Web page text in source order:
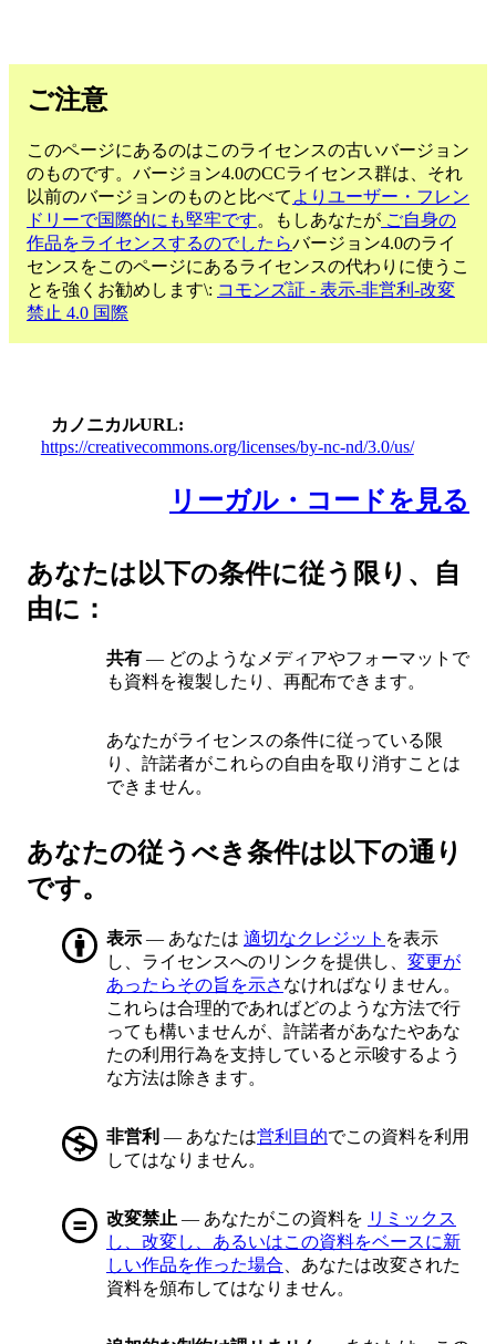
ご注意
このページにあるのはこのライセンスの古いバージョン
のものです。バージョン4.0のCCライセンス群は、それ
以前のバージョンのものと比べて よりユーザー・フレン
ドリーで国際的にも堅牢です。もしあなたが ご自身の
作品をライセンスするのでしたらバージョン4.0のライ
センスをこのページにあるライセンスの代わりに使うこ
とを強くお勧めします\: コモンズ証 - 表示-非営利-改変
禁止 4.0 国際
カノニカルURL
https://creativecommons.org/licenses/by-nc-nd/3.0/us/
リーガル・コードを見る
あなたは以下の条件に従う限り、自
由に：
共有 — どのようなメディアやフォーマットで
も資料を複製したり、再配布できます。
あなたがライセンスの条件に従っている限
り、許諾者がこれらの自由を取り消すことは
できません。
あなたの従うべき条件は以下の通り
です。
表示 — あなたは 適切なクレジット を表示
し、ライセンスへのリンクを提供し、 変更が
あったらその旨を示さ なければなりません。
これらは合理的であればどのような方法で行
っても構いませんが、許諾者があなたやあな
たの利用行為を支持していると示唆するよう
な方法は除きます。
非営利 — あなたは営利目的でこの資料を利用
してはなりません。
改変禁止 — あなたがこの資料を リミックス
し、改変し、あるいはこの資料をベースに新
しい作品を作った場合 、あなたは改変された
資料を頒布してはなりません。